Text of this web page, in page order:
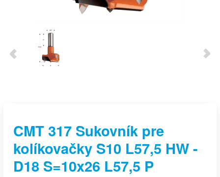
CMT 317 Sukovník pre
kolíkovačky S10 L57,5 HW -
D18 S=10x26 L57,5 P